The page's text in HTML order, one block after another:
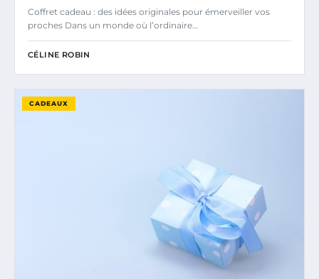
Coffret cadeau : des idées originales pour émerveiller vos
proches Dans un monde où l’ordinaire…
CÉLINE ROBIN
CADEAUX